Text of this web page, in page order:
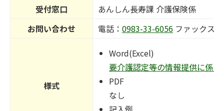
受付窓口
あんしん長寿課 介護保険係
お問い合わせ
電話： 0983-33-6056 ファックス
様式
Word(Excel)
要介護認定等の情報提供に係
PDF
なし